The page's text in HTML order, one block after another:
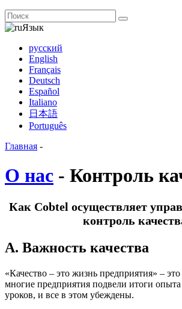
Язык
русский
English
Français
Deutsch
Español
Italiano
日本語
Português
Главная -
О нас - Контроль
Как Cobtel осуществляет
контроль
А. Важность качества
«Качество – это жизнь предприятия» –
многие предприятия подвели итоги
уроков, и все в этом убеждены.